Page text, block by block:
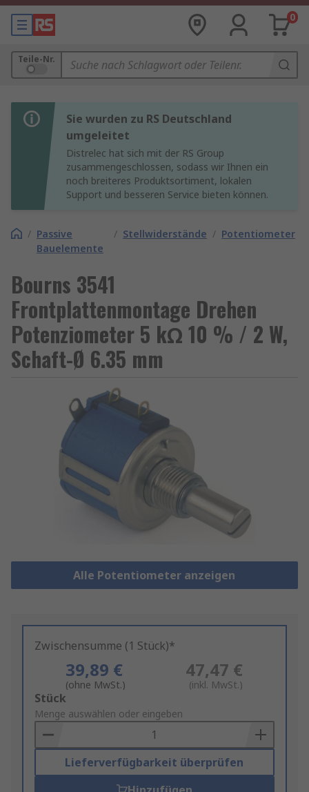
0
Teile-Nr.
Sie wurden zu RS Deutschland
umgeleitet
Distrelec hat sich mit der RS Group
zusammengeschlossen, sodass wir Ihnen ein
noch breiteres Produktsortiment, lokalen
Support und besseren Service bieten können.
/ Passive
Bauelemente
/ Stellwiderstände / Potentiometer
Bourns 3541
Frontplattenmontage Drehen
Potenziometer 5 kΩ 10 % / 2 W,
Schaft-Ø 6.35 mm
Alle Potentiometer anzeigen
Zwischensumme (1 Stück)*
39,89 €
(ohne MwSt.)
47,47 €
(inkl. MwSt.)
Add
to
Basket
Stück
Menge auswählen oder eingeben
Lieferverfügbarkeit überprüfen